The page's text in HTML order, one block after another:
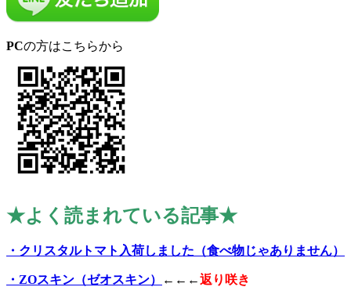
PCの方はこちらから
★よく読まれている記事★
・クリスタルトマト入荷しました（食べ物じゃありません）
・ZOスキン（ゼオスキン） ←←←返り咲き